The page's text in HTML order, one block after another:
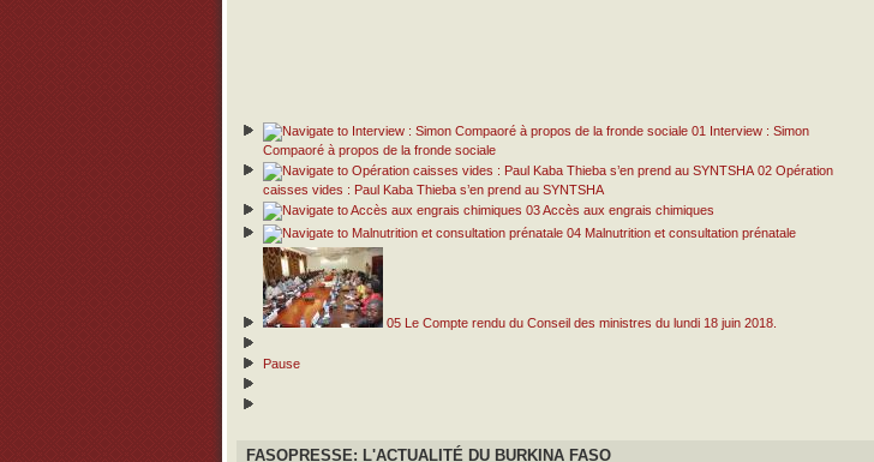
01 Interview : Simon
Compaoré à propos de la fronde sociale
02 Opération
caisses vides : Paul Kaba Thieba s’en prend au SYNTSHA
03 Accès aux engrais chimiques
04 Malnutrition et consultation prénatale
05 Le Compte rendu du Conseil des ministres du lundi 18 juin 2018.
Pause
FASOPRESSE: L'ACTUALITÉ DU BURKINA FASO